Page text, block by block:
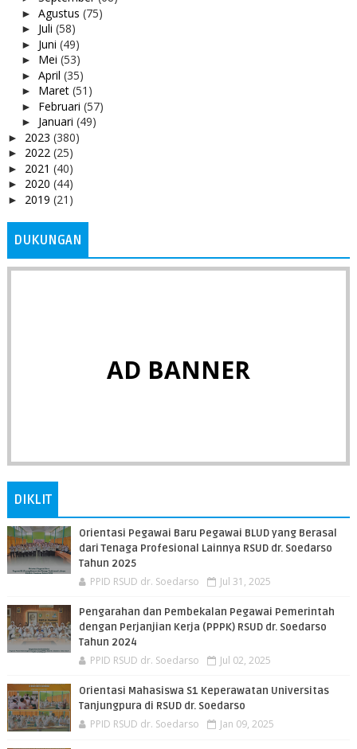
► Agustus (75)
► Juli (58)
► Juni (49)
► Mei (53)
► April (35)
► Maret (51)
► Februari (57)
► Januari (49)
► 2023 (380)
► 2022 (25)
► 2021 (40)
► 2020 (44)
► 2019 (21)
DUKUNGAN
AD BANNER
DIKLIT
Orientasi Pegawai Baru Pegawai BLUD yang Berasal
dari Tenaga Profesional Lainnya RSUD dr. Soedarso
Tahun 2025
PPID RSUD dr. Soedarso Jul 31, 2025
Pengarahan dan Pembekalan Pegawai Pemerintah
dengan Perjanjian Kerja (PPPK) RSUD dr. Soedarso
Tahun 2024
PPID RSUD dr. Soedarso Jul 02, 2025
Orientasi Mahasiswa S1 Keperawatan Universitas
Tanjungpura di RSUD dr. Soedarso
PPID RSUD dr. Soedarso Jan 09, 2025